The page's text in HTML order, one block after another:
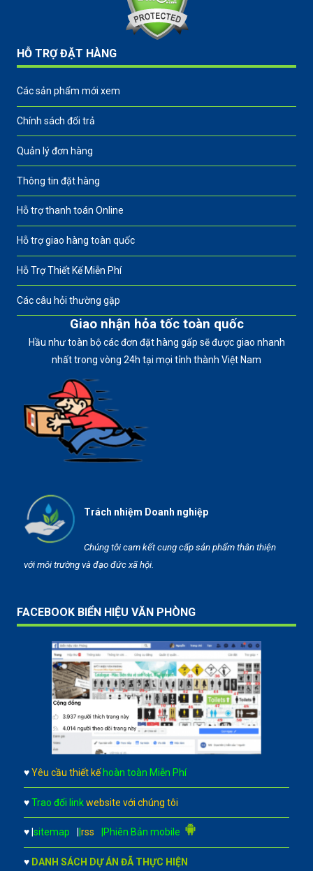
HỖ TRỢ ĐẶT HÀNG
Các sản phẩm mới xem
Chính sách đổi trả
Quản lý đơn hàng
Thông tin đặt hàng
Hỗ trợ thanh toán Online
Hỗ trợ giao hàng toàn quốc
Hỗ Trợ Thiết Kế Miễn Phí
Các câu hỏi thường gặp
Giao nhận hỏa tốc toàn quốc
Hầu như toàn bộ các đơn đặt hàng gấp sẽ được giao nhanh
nhất trong vòng 24h tại mọi tỉnh thành Việt Nam
Trách nhiệm Doanh nghiệp
Chúng tôi cam kết cung cấp sản phẩm thân thiện
với môi trường và đạo đức xã hội.
FACEBOOK BIỂN HIỆU VĂN PHÒNG
♥ Yêu cầu thiết kế hoàn toàn Miễn Phí
♥ Trao đổi link website với chúng tôi
♥ |sitemap |rss |Phiên Bản mobile
♥ DANH SÁCH DỰ ÁN ĐÃ THỰC HIỆN